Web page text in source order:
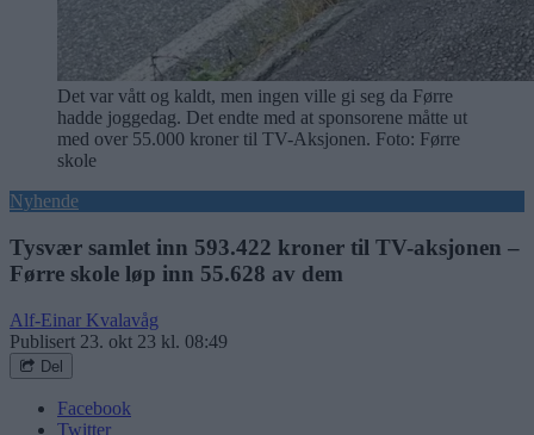
Det var vått og kaldt, men ingen ville gi seg da Førre
hadde joggedag. Det endte med at sponsorene måtte ut
med over 55.000 kroner til TV-Aksjonen. Foto: Førre
skole
Nyhende
Tysvær samlet inn 593.422 kroner til TV-aksjonen –
Førre skole løp inn 55.628 av dem
Alf-Einar Kvalavåg
Publisert 23. okt 23 kl. 08:49
Del
Facebook
Twitter